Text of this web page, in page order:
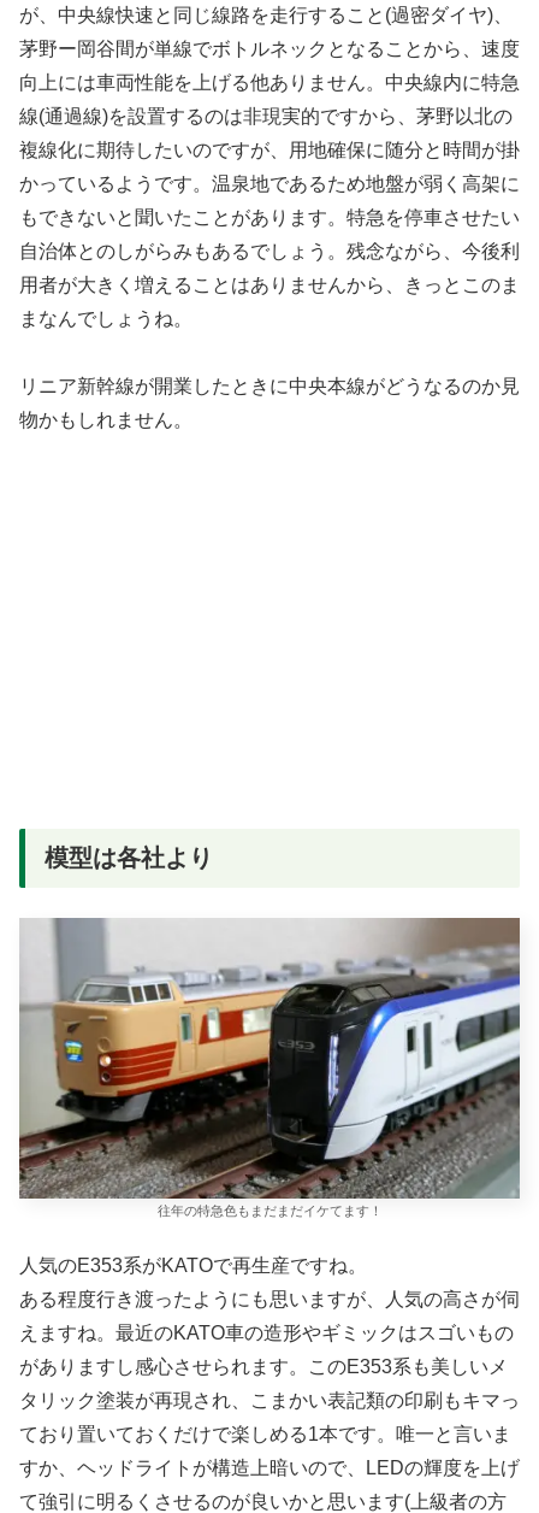
が、中央線快速と同じ線路を走行すること(過密ダイヤ)、
茅野ー岡谷間が単線でボトルネックとなることから、速度
向上には車両性能を上げる他ありません。中央線内に特急
線(通過線)を設置するのは非現実的ですから、茅野以北の
複線化に期待したいのですが、用地確保に随分と時間が掛
かっているようです。温泉地であるため地盤が弱く高架に
もできないと聞いたことがあります。特急を停車させたい
自治体とのしがらみもあるでしょう。残念ながら、今後利
用者が大きく増えることはありませんから、きっとこのま
まなんでしょうね。
リニア新幹線が開業したときに中央本線がどうなるのか見
物かもしれません。
模型は各社より
往年の特急色もまだまだイケてます！
人気のE353系がKATOで再生産ですね。
ある程度行き渡ったようにも思いますが、人気の高さが伺
えますね。最近のKATO車の造形やギミックはスゴいもの
がありますし感心させられます。このE353系も美しいメ
タリック塗装が再現され、こまかい表記類の印刷もキマっ
ており置いておくだけで楽しめる1本です。唯一と言いま
すか、ヘッドライトが構造上暗いので、LEDの輝度を上げ
て強引に明るくさせるのが良いかと思います(上級者の方